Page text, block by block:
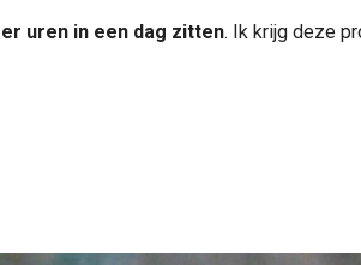
uren in een dag zitten. Ik krijg deze